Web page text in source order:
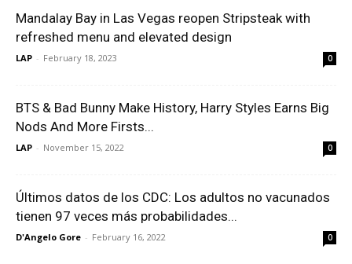
Mandalay Bay in Las Vegas reopen Stripsteak with
refreshed menu and elevated design
LAP - February 18, 2023 0
BTS & Bad Bunny Make History, Harry Styles Earns Big
Nods And More Firsts...
LAP - November 15, 2022 0
Últimos datos de los CDC: Los adultos no vacunados
tienen 97 veces más probabilidades...
D'Angelo Gore - February 16, 2022 0